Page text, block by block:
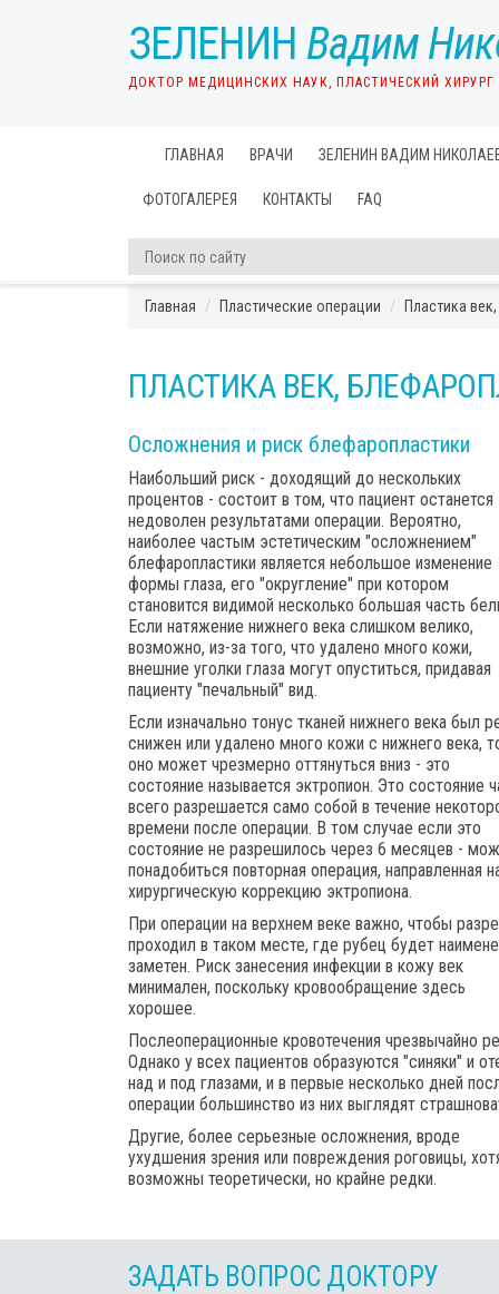
ЗЕЛЕНИН Вадим
ДОКТОР МЕДИЦИНСКИХ НАУК, ПЛАСТИЧЕСКИЙ ХИРУРГ
ГЛАВНАЯ ВРАЧИ ЗЕЛЕНИН ВАДИМ
ФОТОГАЛЕРЕЯ КОНТАКТЫ FAQ
Главная Пластические операции Пластика
ПЛАСТИКА ВЕК,
Осложнения и риск блефаропластики
Наибольший риск - доходящий до нескольких
процентов - состоит в том, что пациент останется
недоволен результатами операции. Вероятно,
наиболее частым эстетическим "осложнением"
блефаропластики является небольшое изменение
формы глаза, его "округление" при котором
становится видимой несколько большая часть
Если натяжение нижнего века слишком велико,
возможно, из-за того, что удалено много кожи,
внешние уголки глаза могут опуститься, придавая
пациенту "печальный" вид.
Если изначально тонус тканей нижнего века был
снижен или удалено много кожи с нижнего века,
оно может чрезмерно оттянуться вниз - это
состояние называется эктропион. Это состояние
всего разрешается само собой в течение
времени после операции. В том случае если это
состояние не разрешилось через 6 месяцев -
понадобиться повторная операция, направленная
хирургическую коррекцию эктропиона.
При операции на верхнем веке важно, чтобы
проходил в таком месте, где рубец будет
заметен. Риск занесения инфекции в кожу век
минимален, поскольку кровообращение здесь
хорошее.
Послеоперационные кровотечения чрезвычайно
Однако у всех пациентов образуются "синяки" и
над и под глазами, и в первые несколько дней
операции большинство из них выглядят
Другие, более серьезные осложнения, вроде
ухудшения зрения или повреждения роговицы,
возможны теоретически, но крайне редки.
ЗАДАТЬ ВОПРОС ДОКТОРУ